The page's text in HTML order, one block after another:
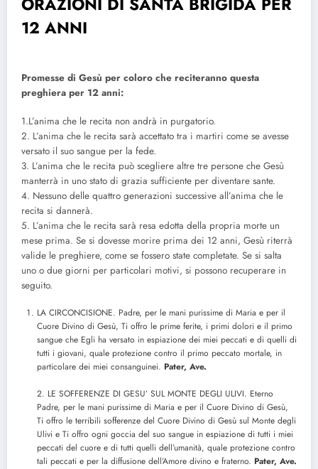
12 ANNI
Promesse di Gesù per coloro che reciteranno questa
preghiera per 12 anni:
1.L’anima che le recita non andrà in purgatorio.
2. L’anima che le recita sarà accettato tra i martiri come se avesse
versato il suo sangue per la fede.
3. L’anima che le recita può scegliere altre tre persone che Gesù
manterrà in uno stato di grazia sufficiente per diventare sante.
4. Nessuno delle quattro generazioni successive all’anima che le
recita si dannerà.
5. L’anima che le recita sarà resa edotta della propria morte un
mese prima. Se si dovesse morire prima dei 12 anni, Gesù riterrà
valide le preghiere, come se fossero state completate. Se si salta
uno o due giorni per particolari motivi, si possono recuperare in
seguito.
LA CIRCONCISIONE. Padre, per le mani purissime di Maria e per il
Cuore Divino di Gesù, Ti offro le prime ferite, i primi dolori e il primo
sangue che Egli ha versato in espiazione dei miei peccati e di quelli di
tutti i giovani, quale protezione contro il primo peccato mortale, in
particolare dei miei consanguinei. Pater, Ave.
2. LE SOFFERENZE DI GESU’ SUL MONTE DEGLI ULIVI. Eterno
Padre, per le mani purissime di Maria e per il Cuore Divino di Gesù,
Ti offro le terribili sofferenze del Cuore Divino di Gesù sul Monte degli
Ulivi e Ti offro ogni goccia del suo sangue in espiazione di tutti i miei
peccati del cuore e di tutti quelli dell’umanità, quale protezione contro
tali peccati e per la diffusione dell’Amore divino e fraterno. Pater, Ave.